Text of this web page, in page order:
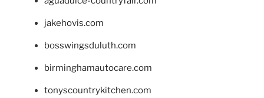
jakehovis.com
bosswingsduluth.com
birminghamautocare.com
tonyscountrykitchen.com